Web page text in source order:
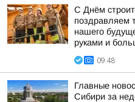
С Днём
поздравляем
нашего
руками и
09:48
Главные
Сибири за